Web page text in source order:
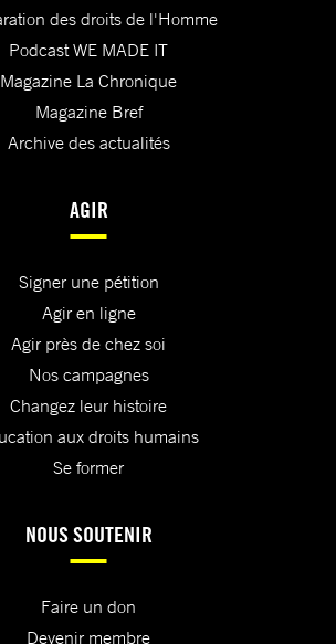
des droits de l'Homme
Podcast WE MADE IT
Magazine La Chronique
Magazine Bref
Archive des actualités
AGIR
Signer une pétition
Agir en ligne
Agir près de chez soi
Nos campagnes
Changez leur histoire
aux droits humains
Se former
NOUS SOUTENIR
Faire un don
Devenir membre